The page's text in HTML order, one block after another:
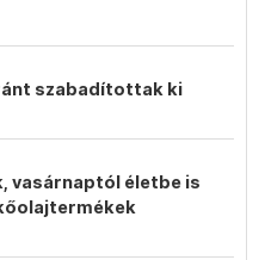
szabadítottak ki
vasárnaptól életbe is